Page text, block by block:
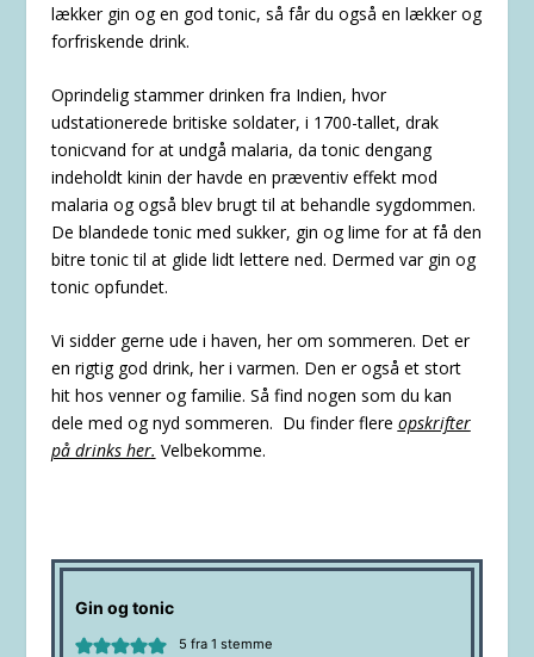
lækker gin og en god tonic, så får du også en lækker og
forfriskende drink.
Oprindelig stammer drinken fra Indien, hvor
udstationerede britiske soldater, i 1700-tallet, drak
tonicvand for at undgå malaria, da tonic dengang
indeholdt kinin der havde en præventiv effekt mod
malaria og også blev brugt til at behandle sygdommen.
De blandede tonic med sukker, gin og lime for at få den
bitre tonic til at glide lidt lettere ned. Dermed var gin og
tonic opfundet.
Vi sidder gerne ude i haven, her om sommeren. Det er
en rigtig god drink, her i varmen. Den er også et stort
hit hos venner og familie. Så find nogen som du kan
dele med og nyd sommeren. Du finder flere opskrifter
på drinks her. Velbekomme.
Gin og tonic
5 fra 1 stemme